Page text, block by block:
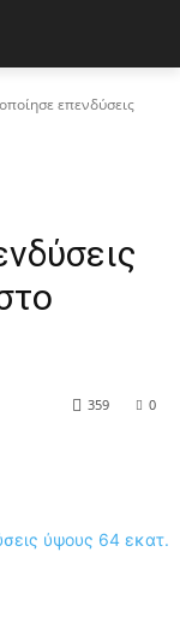
επενδύσεις
0
359